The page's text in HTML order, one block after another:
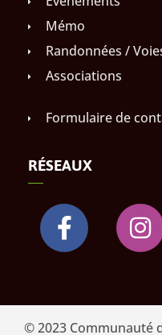
Mémo
Randonnées /
Associations
Formulaire de
RÉSEAUX
© 2023 Communauté